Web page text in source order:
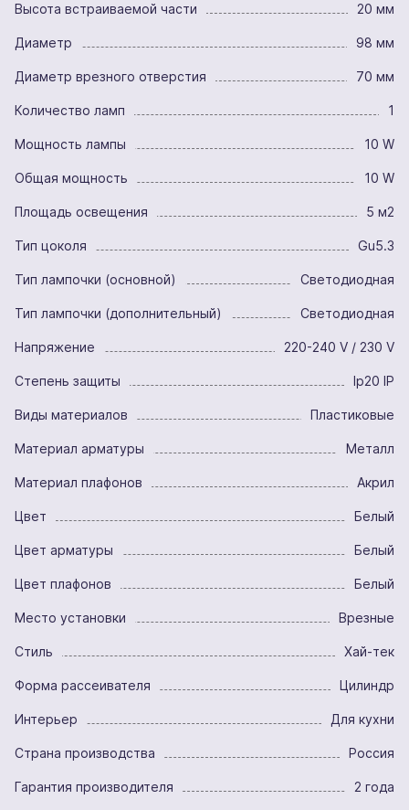
Высота встраиваемой части 20 мм
Диаметр 98 мм
Диаметр врезного отверстия 70 мм
Количество ламп 1
Мощность лампы 10 W
Общая мощность 10 W
Площадь освещения 5 м2
Тип цоколя Gu5.3
Тип лампочки (основной) Светодиодная
Тип лампочки (дополнительный) Светодиодная
Напряжение 220-240 V / 230 V
Степень защиты Ip20 IP
Виды материалов Пластиковые
Материал арматуры Металл
Материал плафонов Акрил
Цвет Белый
Цвет арматуры Белый
Цвет плафонов Белый
Место установки Врезные
Стиль Хай-тек
Форма рассеивателя Цилиндр
Интерьер Для кухни
Страна производства Россия
Гарантия производителя 2 года